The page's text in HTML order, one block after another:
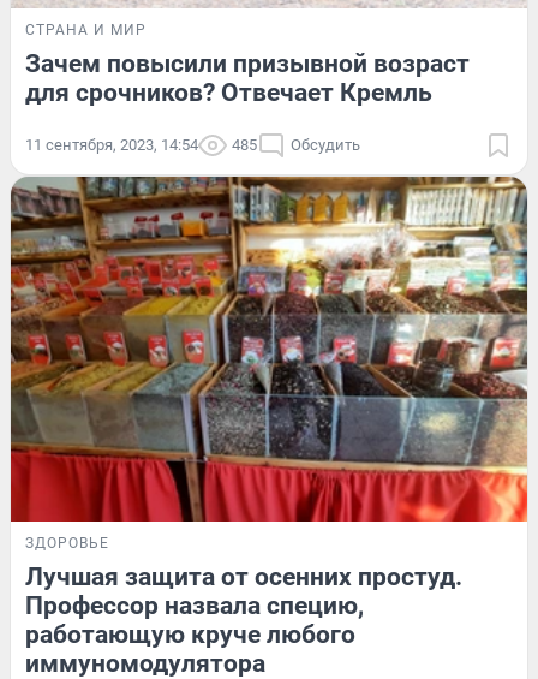
СТРАНА И МИР
Зачем повысили призывной возраст
для срочников? Отвечает Кремль
11 сентября, 2023, 14:54 485 Обсудить
ЗДОРОВЬЕ
Лучшая защита от осенних простуд.
Профессор назвала специю,
работающую круче любого
иммуномодулятора